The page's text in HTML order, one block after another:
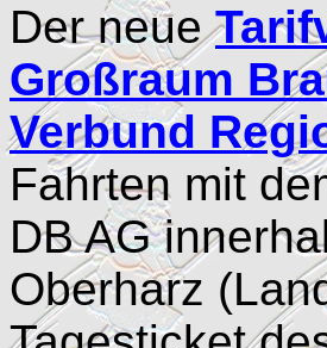
Der neue
Großraum
Verbund
Fahrten mit
DB AG
Oberharz